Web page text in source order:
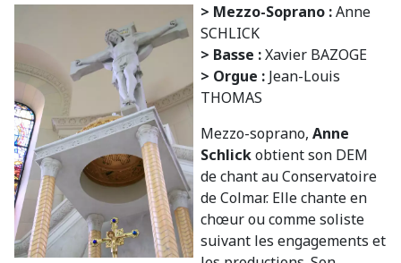
> Mezzo-Soprano :Anne
SCHLICK
> Basse :Xavier BAZOGE
> Orgue : Jean-Louis
THOMAS
Mezzo-soprano, Anne
Schlickobtient son DEM
de chant au Conservatoire
de Colmar. Elle chante en
chœur ou comme soliste
suivant les engagements et